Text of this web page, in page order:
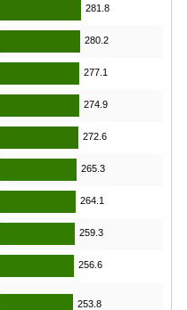
281.8
280.2
277.1
274.9
272.6
265.3
264.1
259.3
256.6
253.8